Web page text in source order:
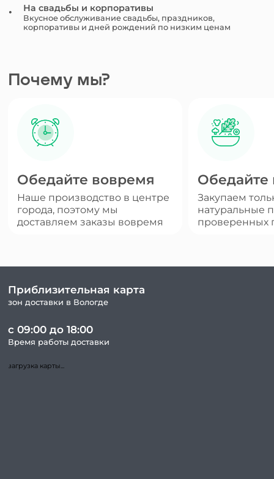
На свадьбы и корпоративы
Вкусное обслуживание свадьбы, праздников,
корпоративы и дней рождений по низким ценам
Почему мы?
Обедайте вовремя
Наше производство в центре
города, поэтому мы
доставляем заказы вовремя
Обедайте
Закупаем
натуральные
проверенных
Приблизительная карта
зон доставки в Вологде
с 09:00 до 18:00
Время работы доставки
загрузка карты...